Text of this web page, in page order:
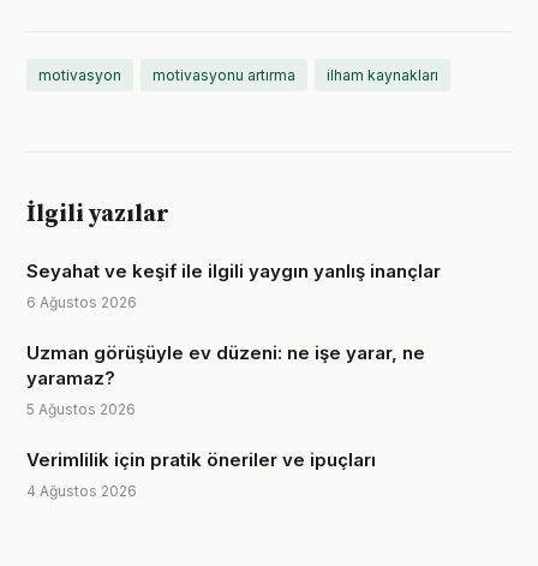
motivasyon motivasyonu artırma ilham kaynakları
İlgili yazılar
Seyahat ve keşif ile ilgili yaygın yanlış inançlar
6 Ağustos 2026
Uzman görüşüyle ev düzeni: ne işe yarar, ne
yaramaz?
5 Ağustos 2026
Verimlilik için pratik öneriler ve ipuçları
4 Ağustos 2026